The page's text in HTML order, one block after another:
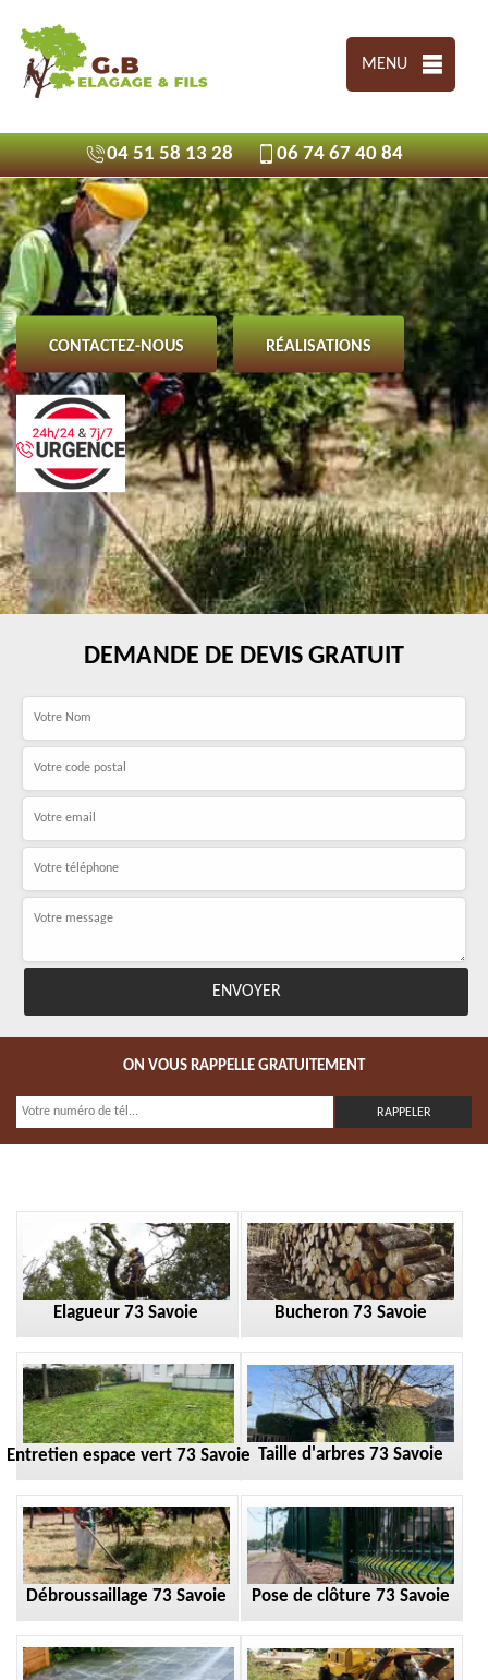
MENU
04 51 58 13 28 06 74 67 40 84
CONTACTEZ-NOUS RÉALISATIONS
DEMANDE DE DEVIS GRATUIT
ON VOUS RAPPELLE GRATUITEMENT
Elagueur 73 Savoie Bucheron 73 Savoie
Entretien espace vert 73 Savoie Taille d'arbres 73 Savoie
Débroussaillage 73 Savoie Pose de clôture 73 Savoie